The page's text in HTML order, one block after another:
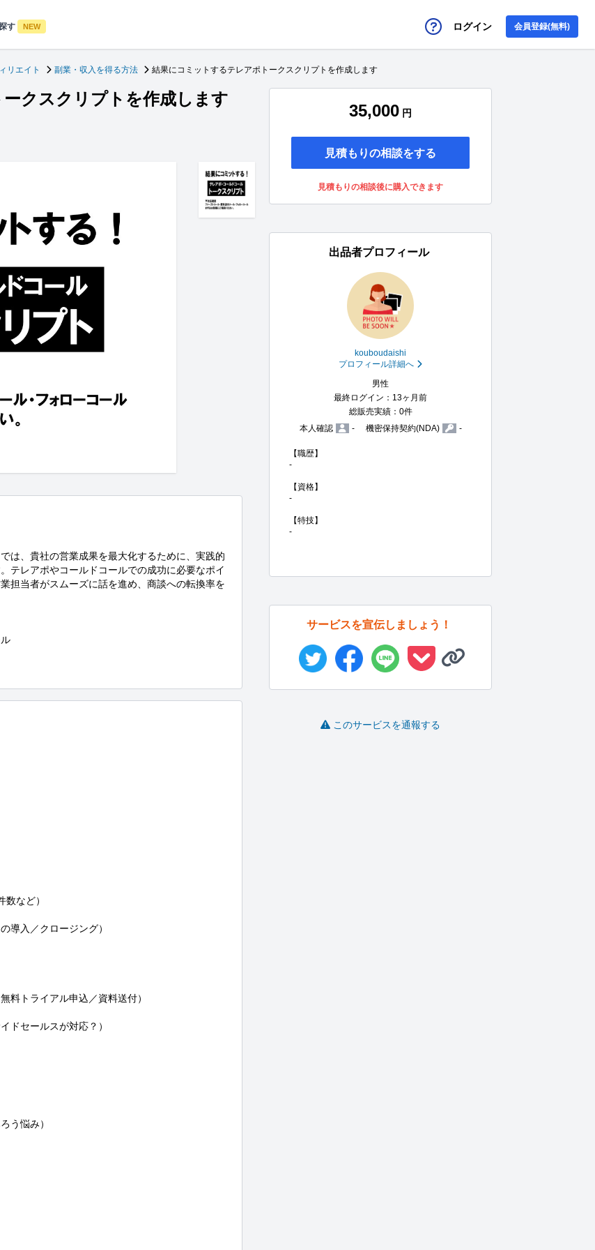
す NEW ログイン 会員登録(無料)
リエイト 副業・収入を得る方法 結果にコミットするテレアポトークスクリプトを作成します
クスクリプトを作成します
は、貴社の営業成果を最大化するために、実践的
テレアポやコールドコールでの成功に必要なポイ
担当者がスムーズに話を進め、商談への転換率を
など）
導入／クロージング）
料トライアル申込／資料送付）
ドセールスが対応？）
う悩み）
35,000 円
見積もりの相談をする
見積もりの相談後に購入できます
出品者プロフィール
kouboudaishi
プロフィール詳細へ
男性
最終ログイン：13ヶ月前
総販売実績：0件
本人確認
- 機密保持契約(NDA) -
【職歴】
-
【資格】
-
【特技】
-
サービスを宣伝しましょう！
このサービスを通報する